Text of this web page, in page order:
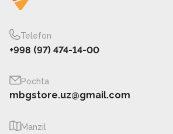
Telefon
+998 (97) 474-14-00
Pochta
mbgstore.uz@gmail.com
Manzil